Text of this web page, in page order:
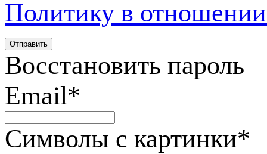
Политику в
Восстановить пароль
Email*
Символы с картинки*